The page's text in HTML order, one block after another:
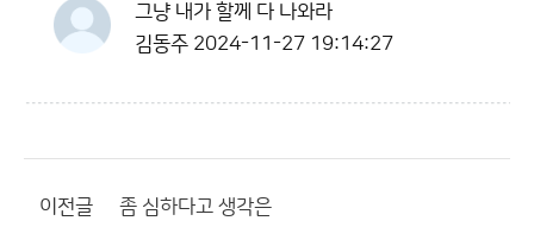
그냥 내가 할께 다 나와라
김동주 2024-11-27 19:14:27
이전글 좀 심하다고 생각은